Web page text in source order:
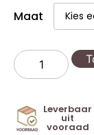
Maat
Leverbaar
uit
vooraad